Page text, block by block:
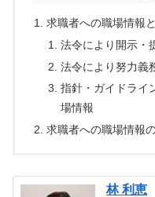
求職者への職場情報
法令により開示・
法令により努力義
指針・ガイドライ
場情報
求職者への職場情報
林 利恵